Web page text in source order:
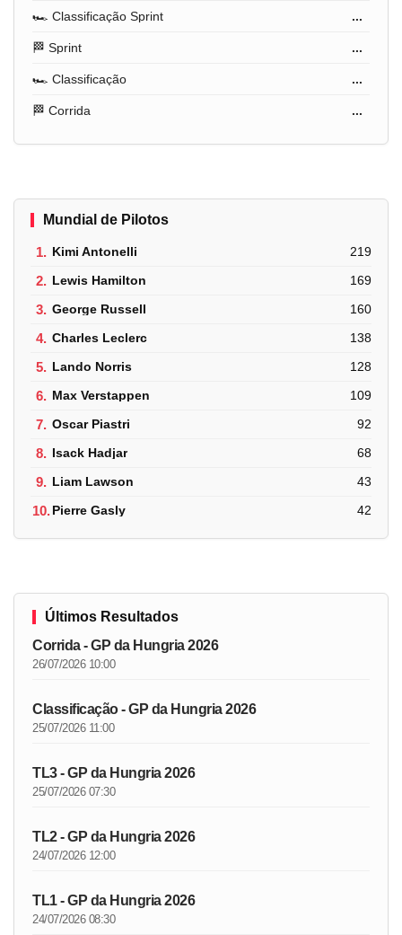
🏎️ Classificação Sprint ...
🏁 Sprint ...
🏎️ Classificação ...
🏁 Corrida ...
Mundial de Pilotos
1. Kimi Antonelli 219
2. Lewis Hamilton 169
3. George Russell 160
4. Charles Leclerc 138
5. Lando Norris 128
6. Max Verstappen 109
7. Oscar Piastri 92
8. Isack Hadjar 68
9. Liam Lawson 43
10.Pierre Gasly 42
Últimos Resultados
Corrida - GP da Hungria 2026
26/07/2026 10:00
Classificação - GP da Hungria 2026
25/07/2026 11:00
TL3 - GP da Hungria 2026
25/07/2026 07:30
TL2 - GP da Hungria 2026
24/07/2026 12:00
TL1 - GP da Hungria 2026
24/07/2026 08:30